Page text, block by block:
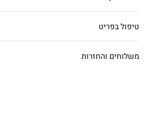
טיפול בפריט
משלוחים והחזרות